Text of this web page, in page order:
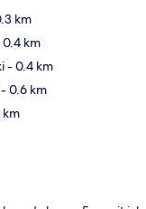
km
km
- 0.4 km
- 0.6 km
km